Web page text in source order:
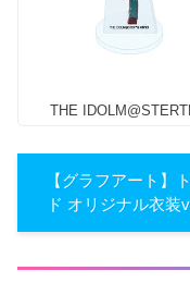
THE
【グラフアート】
ド オリジナル衣装